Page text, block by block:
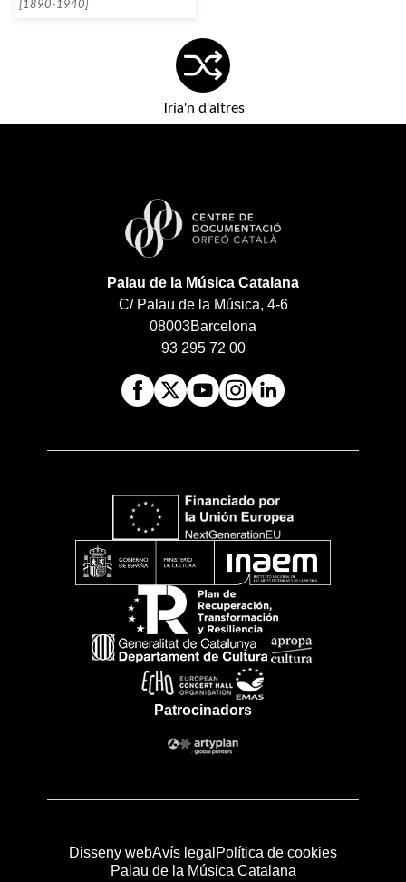
[1890-1940]
Tria'n d'altres
Palau de la Música Catalana
C/ Palau de la Música, 4-6
08003Barcelona
93 295 72 00
Patrocinadors
Disseny webAvís legal Política de cookies
Palau de la Música Catalana